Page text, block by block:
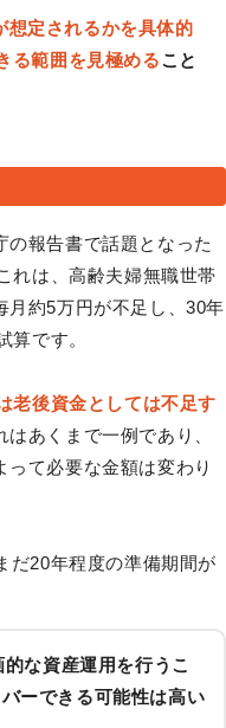
想定されるかを具体的
る範囲を見極めること
報告書で話題となった
れは、高齢夫婦無職世帯
月約5万円が不足し、30年
算です。
老後資金としては不足す
はあくまで一例であり、
て必要な金額は変わり
だ20年程度の準備期間が
な資産運用を行うこ
ーできる可能性は高い